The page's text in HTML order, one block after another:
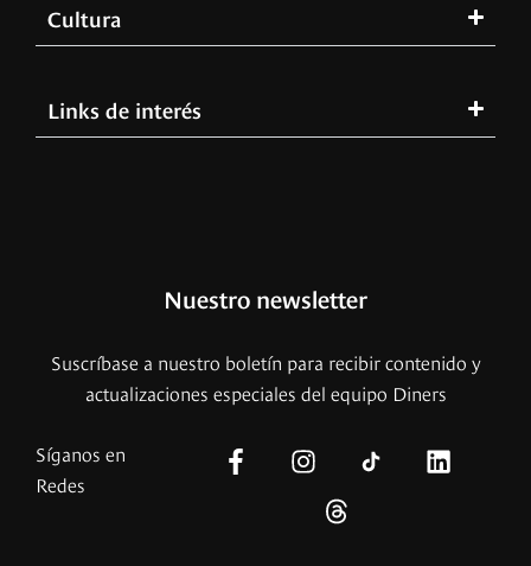
Cultura
Links de interés
Nuestro newsletter
Suscríbase a nuestro boletín para recibir contenido y
actualizaciones especiales del equipo Diners
Síganos en
Redes